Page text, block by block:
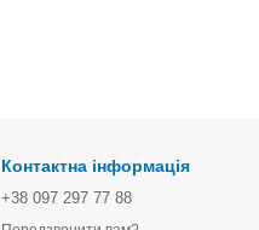
Контактна інформація
+38 097 297 77 88